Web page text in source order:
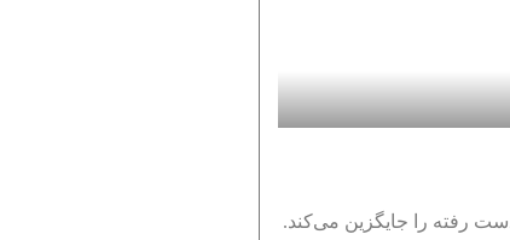
رفته را جایگزین می‌کند.